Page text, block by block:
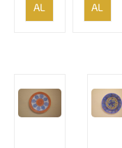
AL
CARRITO
AL
CARRITO